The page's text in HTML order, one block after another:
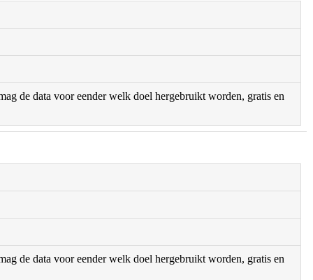
de data voor eender welk doel hergebruikt worden, gratis en
de data voor eender welk doel hergebruikt worden, gratis en